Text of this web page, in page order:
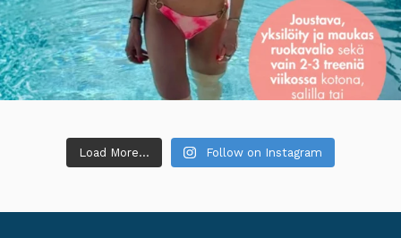
Load More... Follow on Instagram